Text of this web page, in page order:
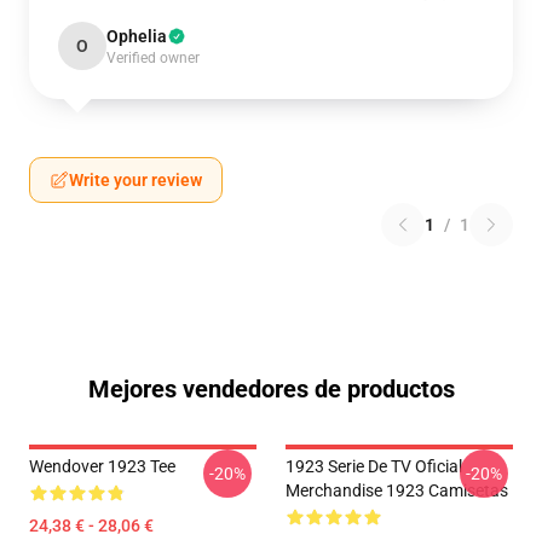
O Ophelia
Verified owner
Write your review
1 / 1
Mejores vendedores de productos
Wendover 1923 Tee
24,38 € - 28,06 €
-20%
1923 Serie De TV Oficial
Merchandise 1923 Camisetas
-20%